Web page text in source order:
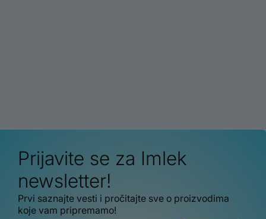
Prijavite se za Imlek
newsletter!
Prvi saznajte vesti i pročitajte sve o proizvodima
koje vam pripremamo!